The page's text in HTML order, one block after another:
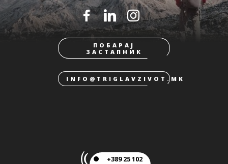
ПОБАРАЈ
ЗАСТАПНИК
INFO@TRIGLAVZIVOT.MK
+389 25 102